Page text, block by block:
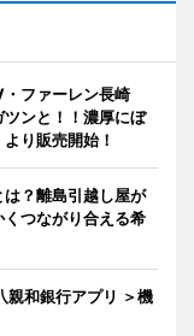
・ファーレン長崎
ンと！！濃厚にぼ
り販売開始！
は？離島引越し屋が
つながり合える希
親和銀行アプリ ＞機